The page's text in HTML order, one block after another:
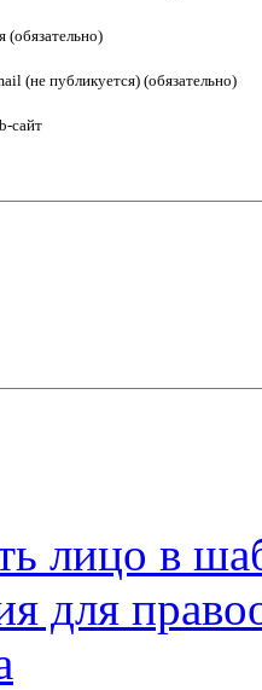
(обязательно)
(не публикуется) (обязательно)
сайт
лицо в
для